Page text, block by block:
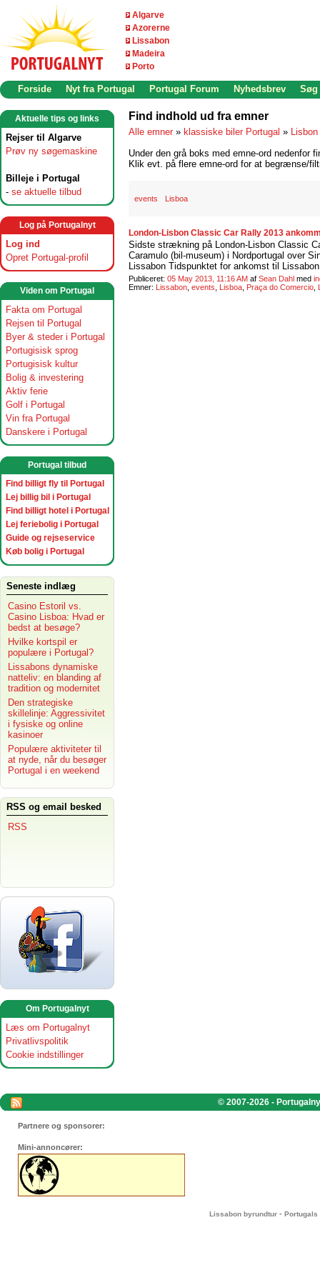
Algarve
Azorerne
Lissabon
Madeira
Porto
Forside Nyt fra Portugal Portugal Forum Nyhedsbrev Søg
Aktuelle tips og links
Rejser til Algarve
Prøv ny søgemaskine
Billeje i Portugal
- se aktuelle tilbud
Log på Portugalnyt
Log ind
Opret Portugal-profil
Viden om Portugal
Fakta om Portugal
Rejsen til Portugal
Byer & steder i Portugal
Portugisisk sprog
Portugisisk kultur
Bolig & investering
Aktiv ferie
Golf i Portugal
Vin fra Portugal
Danskere i Portugal
Portugal tilbud
Find billigt fly til Portugal
Lej billig bil i Portugal
Find billigt hotel i Portugal
Lej feriebolig i Portugal
Guide og rejseservice
Køb bolig i Portugal
Seneste indlæg
Casino Estoril vs.
Casino Lisboa: Hvad er
bedst at besøge?
Hvilke kortspil er
populære i Portugal?
Lissabons dynamiske
natteliv: en blanding af
tradition og modernitet
Den strategiske
skillelinje: Aggressivitet
i fysiske og online
kasinoer
Populære aktiviteter til
at nyde, når du besøger
Portugal i en weekend
RSS og email besked
RSS
Om Portugalnyt
Læs om Portugalnyt
Privatlivspolitik
Cookie indstillinger
Find indhold ud fra emner
Alle emner » klassiske biler Portugal » Lisbon
Under den grå boks med emne-ord nedenfor
Klik evt. på flere emne-ord for at begrænse/
events Lisboa
London-Lisbon Classic Car Rally 2013
Sidste strækning på London-Lisbon Classic
Caramulo (bil-museum) i Nordportugal over
Lissabon Tidspunktet for ankomst til
Publiceret: 05 May 2013, 11:16 AM af Sean Dahl med
Emner: Lissabon events Lisboa Praça do Comercio
© 2007-2026 -
Partnere og sponsorer:
Mini-annoncører:
Lissabon byrundtur - Portugals